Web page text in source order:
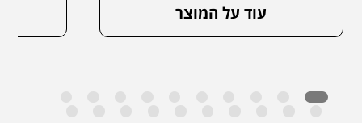
עוד על המוצר